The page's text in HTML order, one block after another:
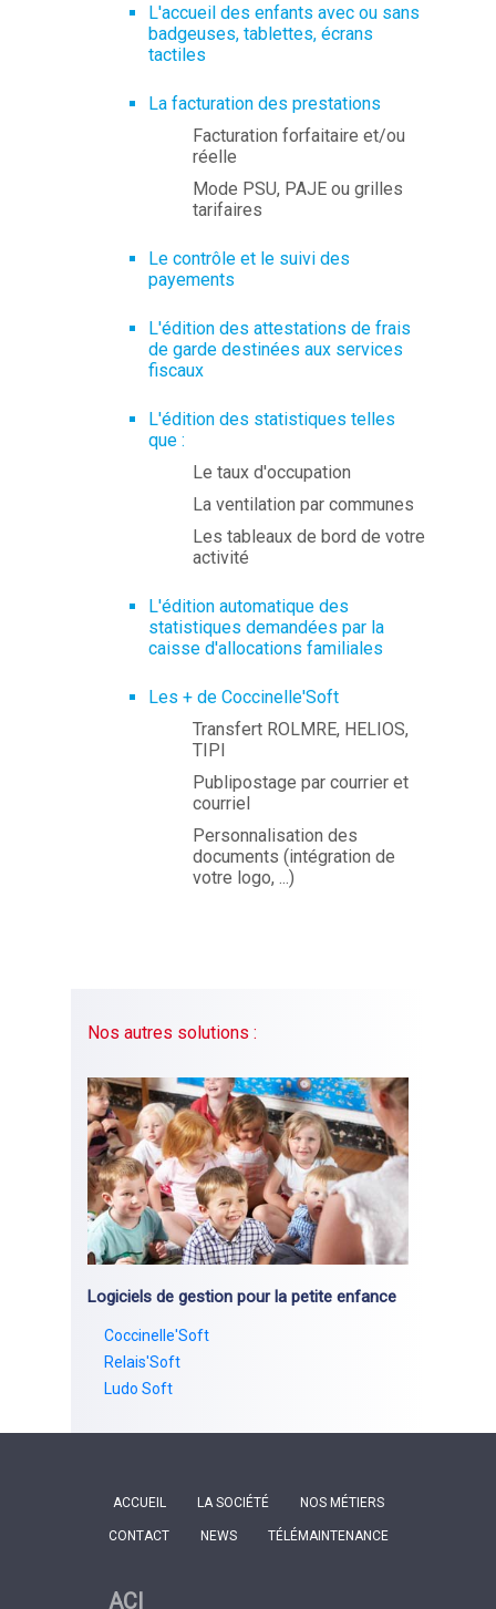
L'accueil des enfants avec ou sans
badgeuses, tablettes, écrans
tactiles
La facturation des prestations
Facturation forfaitaire et/ou
réelle
Mode PSU, PAJE ou grilles
tarifaires
Le contrôle et le suivi des
payements
L'édition des attestations de frais
de garde destinées aux services
fiscaux
L'édition des statistiques telles
que :
Le taux d'occupation
La ventilation par communes
Les tableaux de bord de votre
activité
L'édition automatique des
statistiques demandées par la
caisse d'allocations familiales
Les + de Coccinelle'Soft
Transfert ROLMRE, HELIOS,
TIPI
Publipostage par courrier et
courriel
Personnalisation des
documents (intégration de
votre logo, ...)
Logiciels de gestion pour la petite enfance
Coccinelle'Soft
Relais'Soft
Ludo Soft
ACCUEIL LA SOCIÉTÉ NOS MÉTIERS
CONTACT NEWS TÉLÉMAINTENANCE
ACI